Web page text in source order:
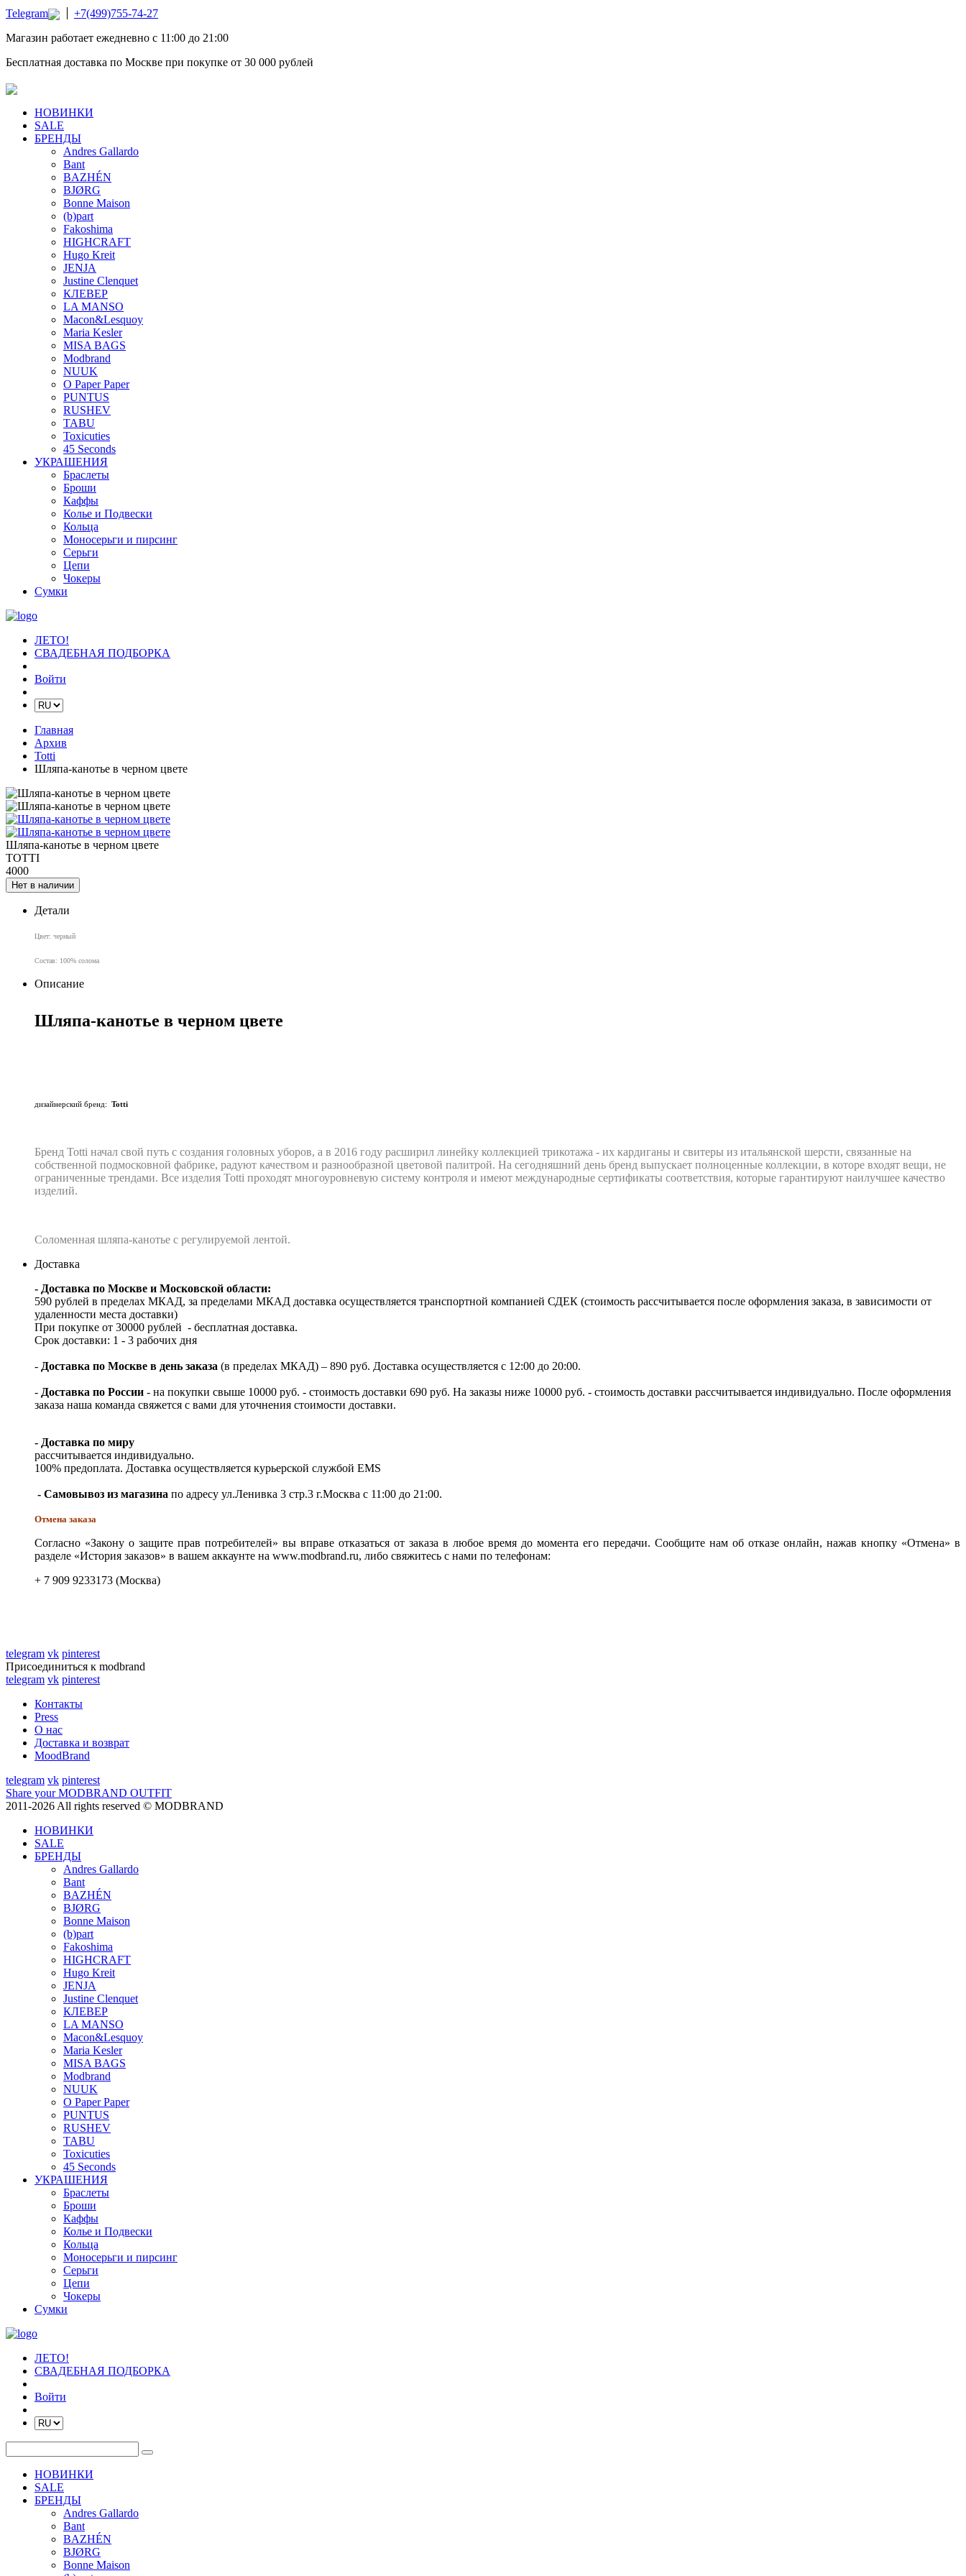
Telegram
+7(499)755-74-27
Магазин работает ежедневно с 11:00 до 21:00
Бесплатная доставка по Москве при покупке от 30 000 рублей
НОВИНКИ
SALE
БРЕНДЫ
Andres Gallardo
Bant
BAZHÉN
BJØRG
Bonne Maison
(b)part
Fakoshima
HIGHCRAFT
Hugo Kreit
JENJA
Justine Clenquet
КЛЕВЕР
LA MANSO
Macon&Lesquoy
Maria Kesler
MISA BAGS
Modbrand
NUUK
O Paper Paper
PUNTUS
RUSHEV
TABU
Toxicuties
45 Seconds
УКРАШЕНИЯ
Браслеты
Броши
Каффы
Колье и Подвески
Кольца
Моносерьги и пирсинг
Серьги
Цепи
Чокеры
Сумки
ЛЕТО!
СВАДЕБНАЯ ПОДБОРКА
Войти
Главная
Архив
Totti
Шляпа-канотье в черном цвете
Шляпа-канотье в черном цвете
TOTTI
4000
Нет в наличии
Детали
Цвет: черный
Состав: 100% солома
Описание
Шляпа-канотье в черном цвете
дизайнерский бренд: Totti
Бренд Totti начал свой путь с создания головных уборов, а в 2016 году расширил линейку коллекцией трикотажа - их кардиганы и свитеры из итальянской шерсти, связанные на
собственной подмосковной фабрике, радуют качеством и разнообразной цветовой палитрой. На сегодняшний день бренд выпускает полноценные коллекции, в которе входят вещи, не
ограниченные трендами. Все изделия Totti проходят многоуровневую систему контроля и имеют международные сертификаты соответствия, которые гарантируют наилучшее качество
изделий.
Соломенная шляпа-канотье с регулируемой лентой.
Доставка
- Доставка по Москве и Московской области:
590 рублей в пределах МКАД, за пределами МКАД доставка осуществляется транспортной компанией СДЕК (стоимость рассчитывается после оформления заказа, в зависимости от
удаленности места доставки)
При покупке от 30000 рублей - бесплатная доставка.
Срок доставки: 1 - 3 рабочих дня
- Доставка по Москве в день заказа (в пределах МКАД) – 890 руб. Доставка осуществляется с 12:00 до 20:00.
- Доставка по России - на покупки свыше 10000 руб. - стоимость доставки 690 руб. На заказы ниже 10000 руб. - стоимость доставки рассчитывается индивидуально. После оформления
заказа наша команда свяжется с вами для уточнения стоимости доставки.
- Доставка по миру
рассчитывается индивидуально.
100% предоплата. Доставка осуществляется курьерской службой EMS
- Самовывоз из магазина по адресу ул.Ленивка 3 стр.3 г.Москва с 11:00 до 21:00.
Отмена заказа
Согласно «Закону о защите прав потребителей» вы вправе отказаться от заказа в любое время до момента его передачи. Сообщите нам об отказе онлайн, нажав кнопку «Отмена» в
разделе «История заказов» в вашем аккаунте на www.modbrand.ru, либо свяжитесь с нами по телефонам:
+ 7 909 9233173 (Москва)
telegram vk pinterest
Присоединиться к modbrand
telegram vk pinterest
Контакты
Press
О нас
Доставка и возврат
MoodBrand
telegram vk pinterest
Share your MODBRAND OUTFIT
2011-2026 All rights reserved © MODBRAND
НОВИНКИ
SALE
БРЕНДЫ
Andres Gallardo
Bant
BAZHÉN
BJØRG
Bonne Maison
(b)part
Fakoshima
HIGHCRAFT
Hugo Kreit
JENJA
Justine Clenquet
КЛЕВЕР
LA MANSO
Macon&Lesquoy
Maria Kesler
MISA BAGS
Modbrand
NUUK
O Paper Paper
PUNTUS
RUSHEV
TABU
Toxicuties
45 Seconds
УКРАШЕНИЯ
Браслеты
Броши
Каффы
Колье и Подвески
Кольца
Моносерьги и пирсинг
Серьги
Цепи
Чокеры
Сумки
ЛЕТО!
СВАДЕБНАЯ ПОДБОРКА
Войти
НОВИНКИ
SALE
БРЕНДЫ
Andres Gallardo
Bant
BAZHÉN
BJØRG
Bonne Maison